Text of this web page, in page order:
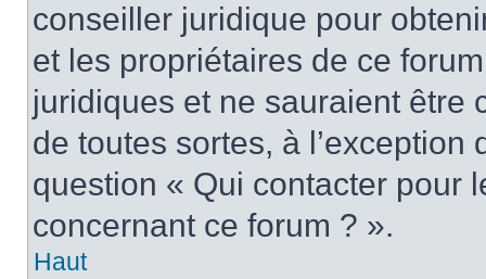
conseiller juridique pour
et les propriétaires de ce
juridiques et ne sauraient être
de toutes sortes, à
question « Qui contacter pour
concernant ce forum ? ».
Haut